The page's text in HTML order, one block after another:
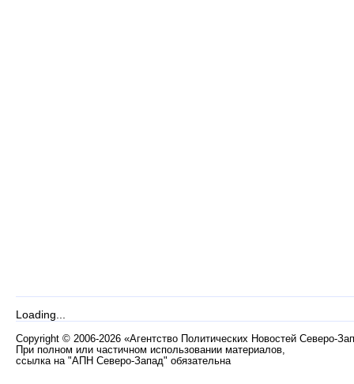
Loading...
Copyright © 2006-2026 «Агентство Политических Новостей Северо-
При полном или частичном использовании материалов,
ссылка на "АПН Северо-Запад" обязательна